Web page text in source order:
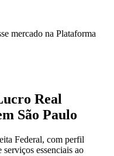
mercado na Plataforma
Real
São Paulo
Federal, com perfil
essenciais ao